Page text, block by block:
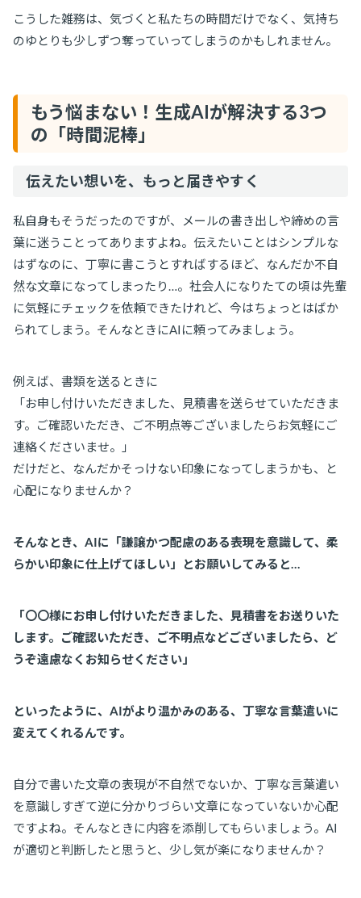
こうした雑務は、気づくと私たちの時間だけでなく、気持ち
のゆとりも少しずつ奪っていってしまうのかもしれません。
もう悩まない！生成AIが解決する3つ
の「時間泥棒」
伝えたい想いを、もっと届きやすく
私自身もそうだったのですが、メールの書き出しや締めの言
葉に迷うことってありますよね。伝えたいことはシンプルな
はずなのに、丁寧に書こうとすればするほど、なんだか不自
然な文章になってしまったり…。社会人になりたての頃は先輩
に気軽にチェックを依頼できたけれど、今はちょっとはばか
られてしまう。そんなときにAIに頼ってみましょう。
例えば、書類を送るときに
「お申し付けいただきました、見積書を送らせていただきま
す。ご確認いただき、ご不明点等ございましたらお気軽にご
連絡くださいませ。」
だけだと、なんだかそっけない印象になってしまうかも、と
心配になりませんか？
そんなとき、AIに「謙譲かつ配慮のある表現を意識して、柔
らかい印象に仕上げてほしい」とお願いしてみると…
「〇〇様にお申し付けいただきました、見積書をお送りいた
します。ご確認いただき、ご不明点などございましたら、ど
うぞ遠慮なくお知らせください」
といったように、AIがより温かみのある、丁寧な言葉遣いに
変えてくれるんです。
自分で書いた文章の表現が不自然でないか、丁寧な言葉遣い
を意識しすぎて逆に分かりづらい文章になっていないか心配
ですよね。そんなときに内容を添削してもらいましょう。AI
が適切と判断したと思うと、少し気が楽になりませんか？